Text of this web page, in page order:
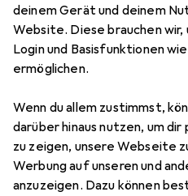
deinem Gerät und deinem
Website. Diese brauchen wir,
Login und Basisfunktionen
ermöglichen.
Wenn du allem zustimmst,
darüber hinaus nutzen, um
zu zeigen, unsere Webseite
Werbung auf unseren und
anzuzeigen. Dazu können
9
EcopotsMorinda
Preis in EUR inkl. MwSt.
EUR
7,25
Schneller lieferbar
Angebot für
EUR
15,95